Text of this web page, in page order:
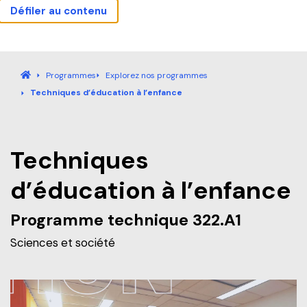
Défiler au contenu
Actualités Carrières
Accueil
Programmes
Explorez nos programmes
Baccalauréat international (IB)
Étapes de l’admission
Formation continue
Qu’est-ce que la Formation continue?
Admission et frais de scolarité
Pourquoi André-Laurendeau
Entreprises
AccueilProgrammes
Explorez nos programmes
Techniques d’éducation à l’enfance
Techniques
d’éducation à l’enfance
Programme technique 322.A1
Sciences et société